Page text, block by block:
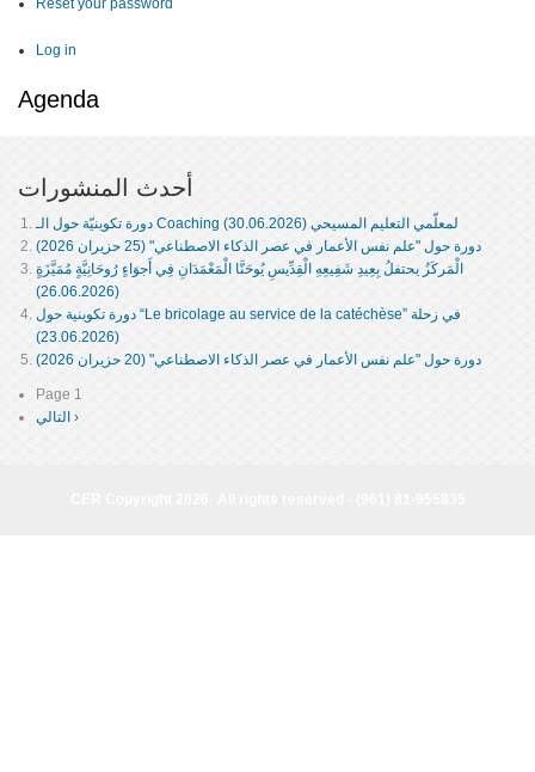
Reset your password
Log in
Agenda
أحدث المنشورات
دورة تكوينيّة حول الـ Coaching لمعلّمي التعليم المسيحي (30.06.2026)
دورة حول "علم نفس الأعمار في عصر الذكاء الاصطناعي" (25 حزيران 2026)
الْمَركَزُ يحتفلُ بِعِيدِ شَفِيعِهِ الْقِدِّيسِ يُوحَنَّا الْمَعْمَدَانِ فِي أَجوَاءٍ رُوحَانِيَّةٍ مُمَيَّزَةٍ
(26.06.2026)
دورة تكوينية حول “Le bricolage au service de la catéchèse” في زحلة
(23.06.2026)
دورة حول "علم نفس الأعمار في عصر الذكاء الاصطناعي" (20 حزيران 2026)
Pagination
Page 1
Next التالي ›